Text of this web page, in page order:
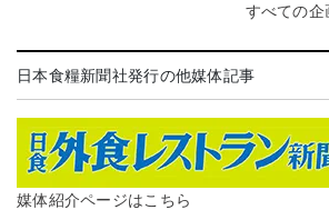
すべての
日本食糧新聞社発行の他媒体記事
媒体紹介ページはこちら